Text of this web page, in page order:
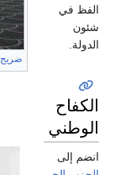
ضريح
الفظ في
شئون
الدولة.
الكفاح
الوطني
انضم إلى